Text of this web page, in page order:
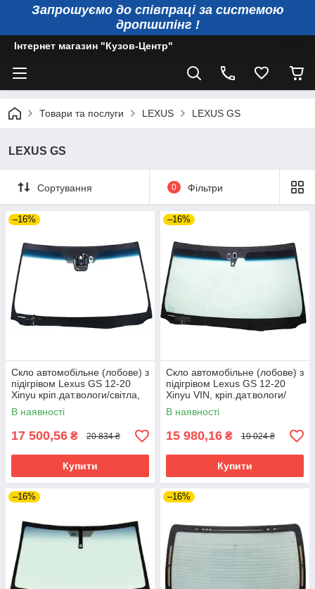
Запрошуємо до співпраці за системою
дропшипінг !
Інтернет магазин "Кузов-Центр"
Товари та послуги LEXUS LEXUS GS
LEXUS GS
Сортування 0 Фільтри
–16%
Скло автомобільне (лобове) з
підігрівом Lexus GS 12-20
Xinyu кріп.дат.вологи/світла,
кріп.дзерк.
В наявності
17 500,56 ₴ 20 834 ₴
Купити
–16%
Скло автомобільне (лобове) з
підігрівом Lexus GS 12-20
Xinyu VIN, кріп.дат.вологи/
світла, кріп.дзерк.
В наявності
15 980,16 ₴ 19 024 ₴
Купити
–16% –16%